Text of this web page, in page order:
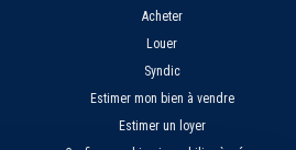
Acheter
Louer
Syndic
Estimer mon bien à vendre
Estimer un loyer